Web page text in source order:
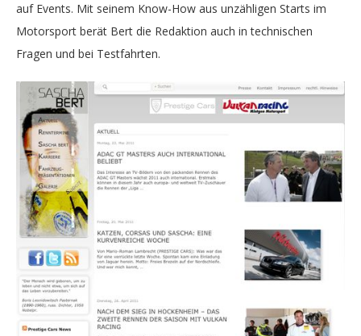
auf Events. Mit seinem Know-How aus unzähligen Starts im
Motorsport berät Bert die Redaktion auch in technischen
Fragen und bei Testfahrten.